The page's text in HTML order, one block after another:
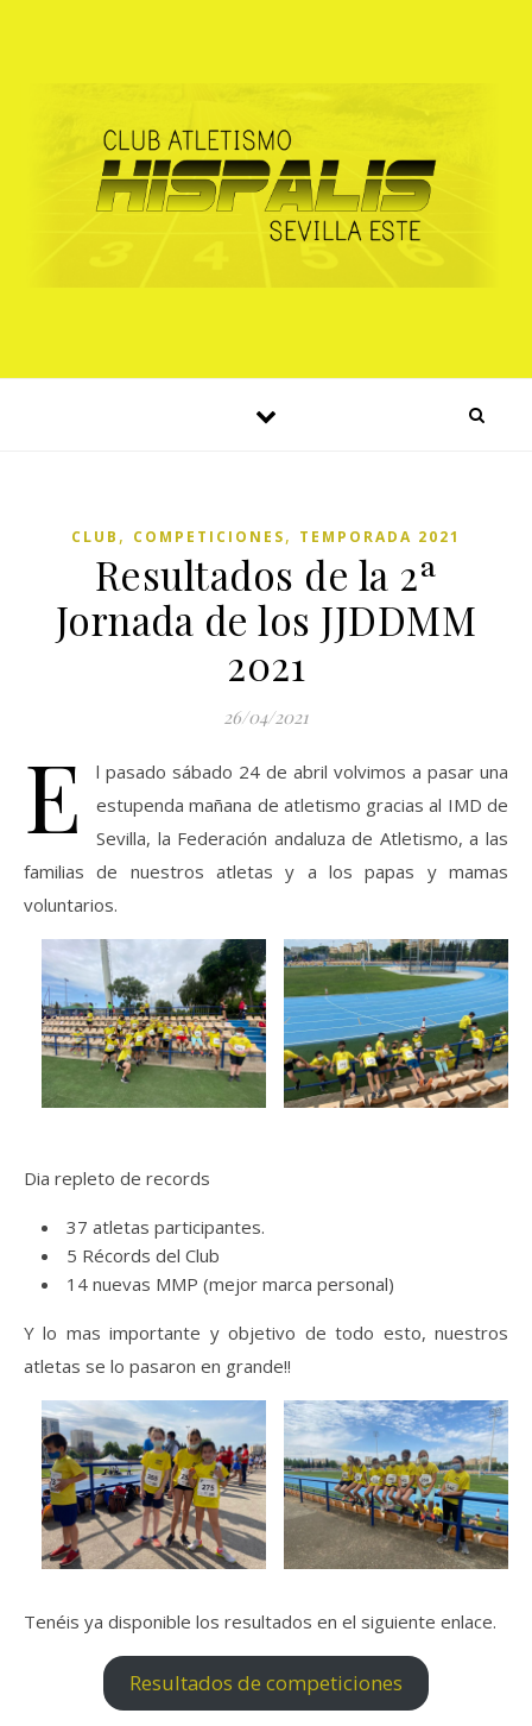
CLUB , COMPETICIONES, TEMPORADA 2021
Resultados de la 2ª
Jornada de los JJDDMM
2021
26/04/2021
E
l pasado sábado 24 de abril volvimos a pasar una
estupenda mañana de atletismo gracias al IMD de
Sevilla, la Federación andaluza de Atletismo, a las
familias de nuestros atletas y a los papas y mamas
voluntarios.
Dia repleto de records
37 atletas participantes.
5 Récords del Club
14 nuevas MMP (mejor marca personal)
Y lo mas importante y objetivo de todo esto, nuestros
atletas se lo pasaron en grande!!
Tenéis ya disponible los resultados en el siguiente enlace.
Resultados de competiciones